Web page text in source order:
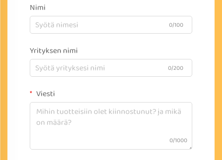
Nimi
0/100
Yrityksen nimi
0/200
Viesti
0/1000